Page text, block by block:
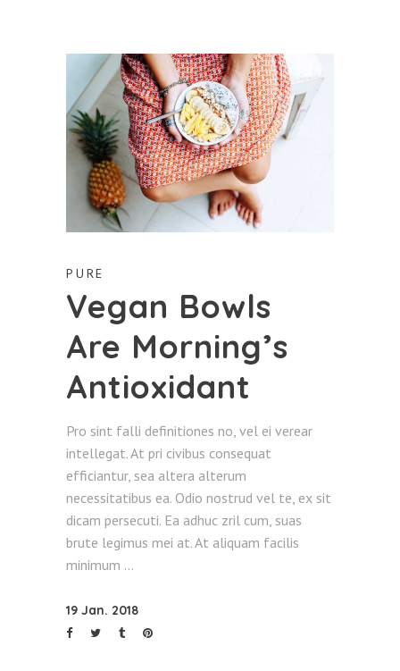
PURE
Vegan Bowls
Are Morning’s
Antioxidant
Pro sint falli definitiones no, vel ei verear
intellegat. At pri civibus consequat
efficiantur, sea altera alterum
necessitatibus ea. Odio nostrud vel te, ex sit
dicam persecuti. Ea adhuc zril cum, suas
brute legimus mei at. At aliquam facilis
minimum
19 Jan. 2018